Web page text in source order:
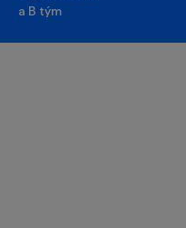
a B tým